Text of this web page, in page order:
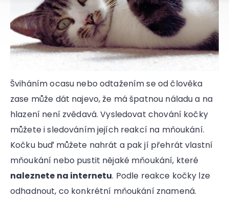
Šviháním ocasu nebo odtažením se od člověka
zase může dát najevo, že má špatnou náladu a na
hlazení není zvědavá. Vysledovat chování kočky
můžete i sledováním jejích reakcí na mňoukání.
Kočku buď můžete nahrát a pak jí přehrát vlastní
mňoukání nebo pustit nějaké mňoukání, které
naleznete na internetu. Podle reakce kočky lze
odhadnout, co konkrétní mňoukání znamená.